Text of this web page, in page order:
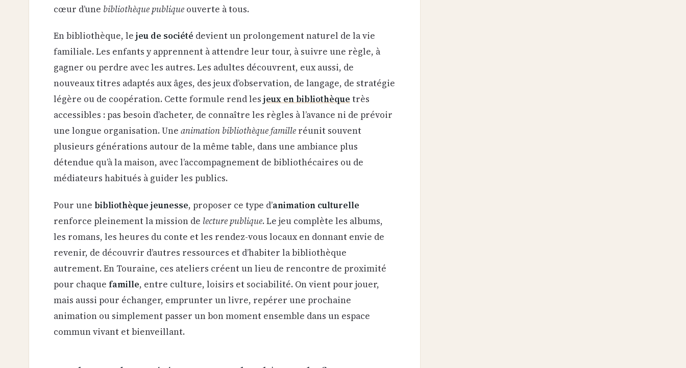
cœur d’une bibliothèque publique ouverte à tous.
En bibliothèque, le jeu de société devient un prolongement naturel de la vie
familiale. Les enfants y apprennent à attendre leur tour, à suivre une règle, à
gagner ou perdre avec les autres. Les adultes découvrent, eux aussi, de
nouveaux titres adaptés aux âges, des jeux d’observation, de langage, de stratégie
légère ou de coopération. Cette formule rend les jeux en bibliothèque très
accessibles : pas besoin d’acheter, de connaître les règles à l’avance ni de prévoir
une longue organisation. Une animation bibliothèque famille réunit souvent
plusieurs générations autour de la même table, dans une ambiance plus
détendue qu’à la maison, avec l’accompagnement de bibliothécaires ou de
médiateurs habitués à guider les publics.
Pour une bibliothèque jeunesse, proposer ce type d’animation culturelle
renforce pleinement la mission de lecture publique. Le jeu complète les albums,
les romans, les heures du conte et les rendez-vous locaux en donnant envie de
revenir, de découvrir d’autres ressources et d’habiter la bibliothèque
autrement. En Touraine, ces ateliers créent un lieu de rencontre de proximité
pour chaque famille, entre culture, loisirs et sociabilité. On vient pour jouer,
mais aussi pour échanger, emprunter un livre, repérer une prochaine
animation ou simplement passer un bon moment ensemble dans un espace
commun vivant et bienveillant.